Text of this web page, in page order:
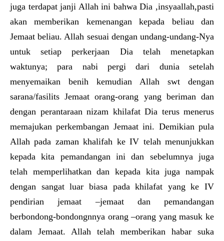
juga terdapat janji Allah ini bahwa Dia ,insyaallah,pasti
akan memberikan kemenangan kepada beliau dan
Jemaat beliau. Allah sesuai dengan undang-undang-Nya
untuk setiap perkerjaan Dia telah menetapkan
waktunya; para nabi pergi dari dunia setelah
menyemaikan benih kemudian Allah swt dengan
sarana/fasilits Jemaat orang-orang yang beriman dan
dengan perantaraan nizam khilafat Dia terus menerus
memajukan perkembangan Jemaat ini. Demikian pula
Allah pada zaman khalifah ke IV telah menunjukkan
kepada kita pemandangan ini dan sebelumnya juga
telah memperlihatkan dan kepada kita juga nampak
dengan sangat luar biasa pada khilafat yang ke IV
pendirian jemaat –jemaat dan pemandangan
berbondong-bondongnnya orang –orang yang masuk ke
dalam Jemaat. Allah telah memberikan habar suka